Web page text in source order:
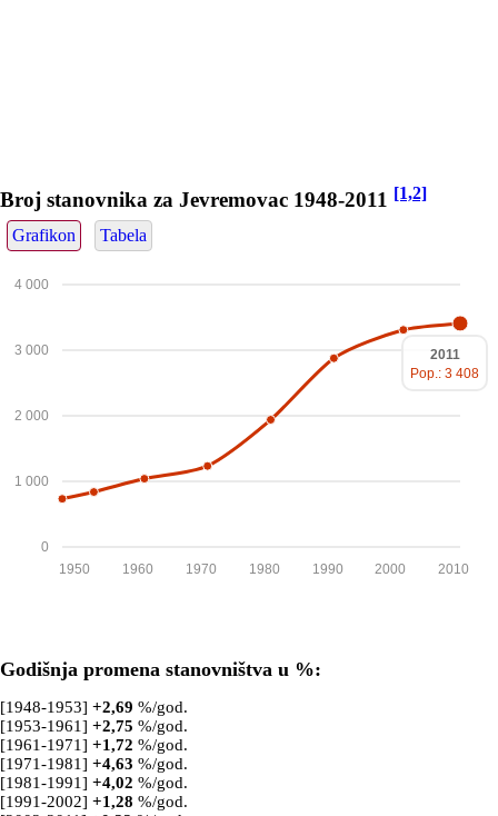
Broj stanovnika za Jevremovac 1948-2011 [1,2]
Grafikon Tabela
0
1 000
2 000
3 000
4 000
2010
2000
1990
1980
1970
1960
1950
2011
Pop.: 3 408
Godišnja promena stanovništva u %:
[1948-1953] +2,69 %/god.
[1953-1961] +2,75 %/god.
[1961-1971] +1,72 %/god.
[1971-1981] +4,63 %/god.
[1981-1991] +4,02 %/god.
[1991-2002] +1,28 %/god.